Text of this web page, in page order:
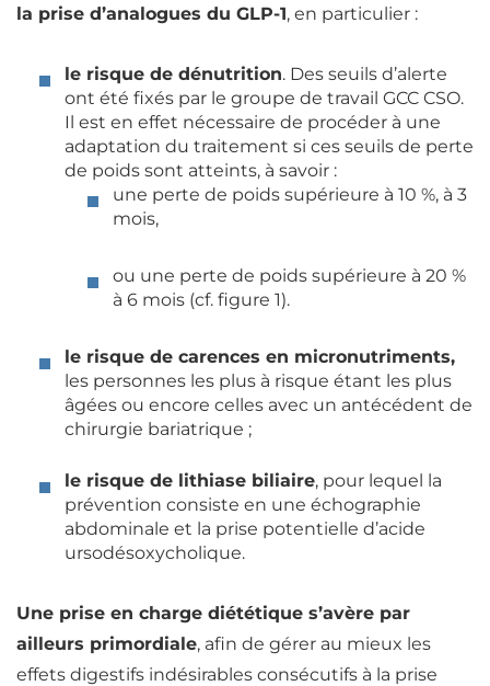
la prise d’analogues du GLP-1, en particulier :
le risque de dénutrition. Des seuils d’alerte
ont été fixés par le groupe de travail GCC CSO.
Il est en effet nécessaire de procéder à une
adaptation du traitement si ces seuils de perte
de poids sont atteints, à savoir :
une perte de poids supérieure à 10 %, à 3
mois,
ou une perte de poids supérieure à 20 %
à 6 mois (cf. figure 1).
le risque de carences en micronutriments,
les personnes les plus à risque étant les plus
âgées ou encore celles avec un antécédent de
chirurgie bariatrique ;
le risque de lithiase biliaire, pour lequel la
prévention consiste en une échographie
abdominale et la prise potentielle d’acide
ursodésoxycholique.
Une prise en charge diététique s’avère par
ailleurs primordiale, afin de gérer au mieux les
effets digestifs indésirables consécutifs à la prise